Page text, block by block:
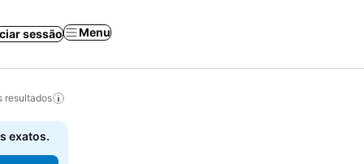
sessão Menu
resultados
exatos.